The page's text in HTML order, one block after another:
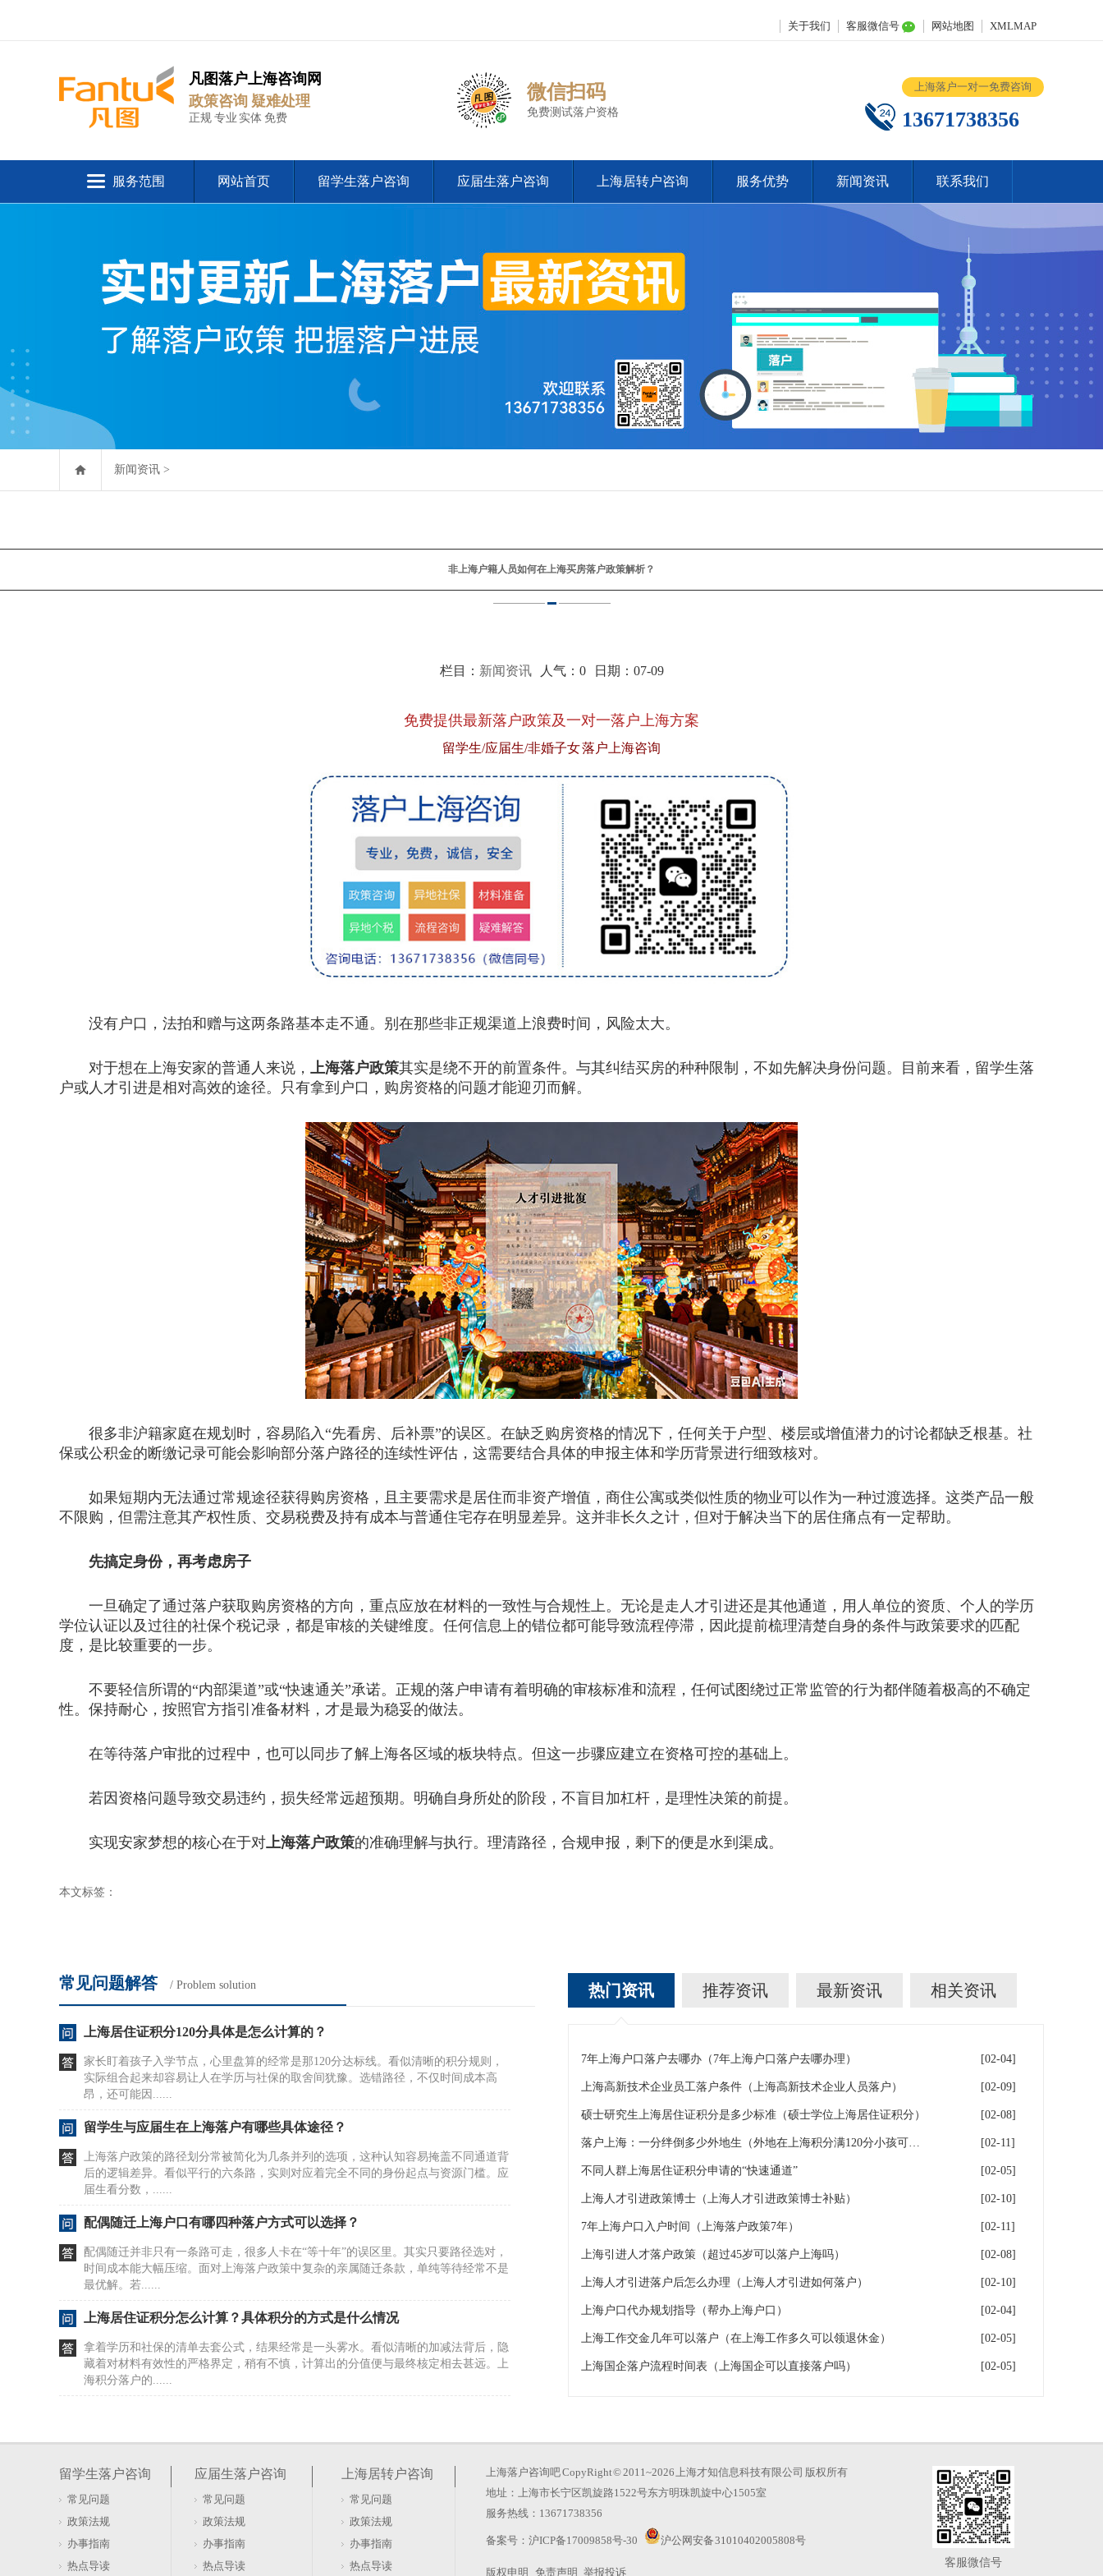
关于我们 客服微信号 网站地图 XMLMAP
凡图落户上海咨询网
政策咨询 疑难处理
正规 专业 实体 免费
微信扫码
免费测试落户资格
上海落户一对一免费咨询
13671738356
服务范围 网站首页 留学生落户咨询 应届生落户咨询 上海居转户咨询 服务优势 新闻资讯 联系我们
新闻资讯 >
非上海户籍人员如何在上海买房落户政策解析？
栏目： 新闻资讯人气： 0日期：07-09
免费提供最新落户政策及一对一落户上海方案
留学生/应届生/非婚子女 落户上海咨询
没有户口，法拍和赠与这两条路基本走不通。别在那些非正规渠道上浪费时间，风险太大。
对于想在上海安家的普通人来说， 上海落户政策其实是绕不开的前置条件。与其纠结买房的种种限制，不如先解决身份问题。目前来看，留学生落
户或人才引进是相对高效的途径。只有拿到户口，购房资格的问题才能迎刃而解。
很多非沪籍家庭在规划时，容易陷入“先看房、后补票”的误区。在缺乏购房资格的情况下，任何关于户型、楼层或增值潜力的讨论都缺乏根基。社
保或公积金的断缴记录可能会影响部分落户路径的连续性评估，这需要结合具体的申报主体和学历背景进行细致核对。
如果短期内无法通过常规途径获得购房资格，且主要需求是居住而非资产增值，商住公寓或类似性质的物业可以作为一种过渡选择。这类产品一般
不限购，但需注意其产权性质、交易税费及持有成本与普通住宅存在明显差异。这并非长久之计，但对于解决当下的居住痛点有一定帮助。
先搞定身份，再考虑房子
一旦确定了通过落户获取购房资格的方向，重点应放在材料的一致性与合规性上。无论是走人才引进还是其他通道，用人单位的资质、个人的学历
学位认证以及过往的社保个税记录，都是审核的关键维度。任何信息上的错位都可能导致流程停滞，因此提前梳理清楚自身的条件与政策要求的匹配
度，是比较重要的一步。
不要轻信所谓的“内部渠道”或“快速通关”承诺。正规的落户申请有着明确的审核标准和流程，任何试图绕过正常监管的行为都伴随着极高的不确定
性。保持耐心，按照官方指引准备材料，才是最为稳妥的做法。
在等待落户审批的过程中，也可以同步了解上海各区域的板块特点。但这一步骤应建立在资格可控的基础上。
若因资格问题导致交易违约，损失经常远超预期。明确自身所处的阶段，不盲目加杠杆，是理性决策的前提。
实现安家梦想的核心在于对上海落户政策的准确理解与执行。理清路径，合规申报，剩下的便是水到渠成。
本文标签：
常见问题解答 / Problem solution
上海居住证积分120分具体是怎么计算的？
家长盯着孩子入学节点，心里盘算的经常是那120分达标线。看似清晰的积分规则，
实际组合起来却容易让人在学历与社保的取舍间犹豫。选错路径，不仅时间成本高
昂，还可能因......
留学生与应届生在上海落户有哪些具体途径？
上海落户政策的路径划分常被简化为几条并列的选项，这种认知容易掩盖不同通道背
后的逻辑差异。看似平行的六条路，实则对应着完全不同的身份起点与资源门槛。应
届生看分数，......
配偶随迁上海户口有哪四种落户方式可以选择？
配偶随迁并非只有一条路可走，很多人卡在“等十年”的误区里。其实只要路径选对，
时间成本能大幅压缩。面对上海落户政策中复杂的亲属随迁条款，单纯等待经常不是
最优解。若......
上海居住证积分怎么计算？具体积分的方式是什么情况
拿着学历和社保的清单去套公式，结果经常是一头雾水。看似清晰的加减法背后，隐
藏着对材料有效性的严格界定，稍有不慎，计算出的分值便与最终核定相去甚远。上
海积分落户的......
很多人盯着社保和劳动合同，以为这是办证的硬门槛。2026年的政策调整却反其道而
本与租赁......
软考证书能否用于上海居住证积分落户办理
盯着软考证书发呆，以为拿到手就能直接兑换上海户口？这种想法太天真。上海积分
卡在有了证......
热门资讯 推荐资讯 最新资讯 相关资讯
7年上海户口落户去哪办（7年上海户口落户去哪办理） [02-04]
上海高新技术企业员工落户条件（上海高新技术企业人员落户） [02-09]
硕士研究生上海居住证积分是多少标准（硕士学位上海居住证积分） [02-08]
落户上海：一分绊倒多少外地生（外地在上海积分满120分小孩可以考上海大学吗） [02-11]
不同人群上海居住证积分申请的“快速通道” [02-05]
上海人才引进政策博士（上海人才引进政策博士补贴） [02-10]
7年上海户口入户时间（上海落户政策7年） [02-11]
上海引进人才落户政策（超过45岁可以落户上海吗） [02-08]
上海人才引进落户后怎么办理（上海人才引进如何落户） [02-10]
上海户口代办规划指导（帮办上海户口） [02-04]
上海工作交金几年可以落户（在上海工作多久可以领退休金） [02-05]
上海国企落户流程时间表（上海国企可以直接落户吗） [02-05]
留学生落户咨询
常见问题
政策法规
办事指南
热点导读
应届生落户咨询
常见问题
政策法规
办事指南
热点导读
上海居转户咨询
常见问题
政策法规
办事指南
热点导读
上海落户咨询吧CopyRight © 2011~2026 上海才知信息科技有限公司 版权所有
地址：上海市长宁区凯旋路1522号东方明珠凯旋中心1505室
服务热线：13671738356
备案号： 沪ICP备17009858号-30 沪公网安备 31010402005808号
版权申明 免责声明 举报投诉
客服微信号